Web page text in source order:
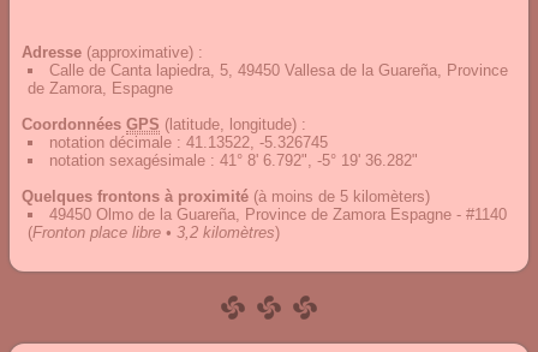
Adresse (approximative) :
Calle de Canta lapiedra, 5, 49450 Vallesa de la Guareña, Province
de Zamora, Espagne
Coordonnées GPS (latitude, longitude) :
notation décimale : 41.13522, -5.326745
notation sexagésimale : 41° 8' 6.792", -5° 19' 36.282"
Quelques frontons à proximité (à moins de 5 kilomèters)
49450 Olmo de la Guareña, Province de Zamora Espagne - #1140
(Fronton place libre • 3,2 kilomètres)